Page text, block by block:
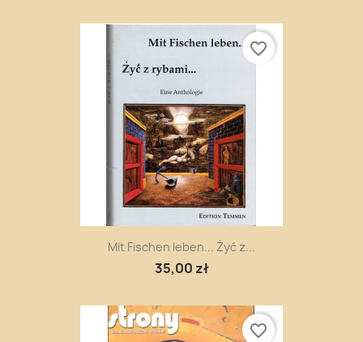
Mit Fischen leben... Żyć z...
35,00 zł
favorite_border
favorite_border